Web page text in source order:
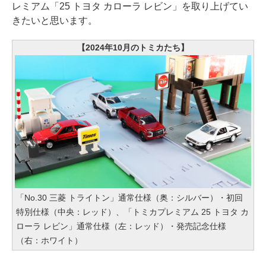
レミアム「25 トヨタ カローラ レビン」を取り上げてい
きたいと思います。
【2024年10月のトミカたち】
「No.30 三菱 トライトン」通常仕様（奥：シルバー）・初回
特別仕様（中央：レッド）、「トミカプレミアム 25 トヨタ カ
ローラ レビン」通常仕様（左：レッド）・発売記念仕様
（右：ホワイト）